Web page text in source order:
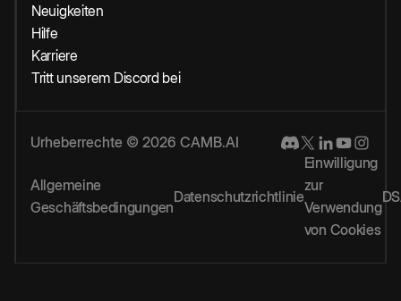
Neuigkeiten
Hilfe
Karriere
Tritt unserem Discord bei
Urheberrechte © 2026 CAMB.AI
Allgemeine
Geschäftsbedingungen
Datenschutzrichtlinie
Einwilligung
zur
Verwendung
von Cookies